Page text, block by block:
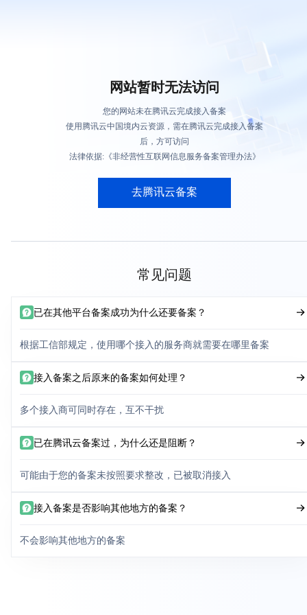
网站暂时无法访问
您的网站未在腾讯云完成接入备案
使用腾讯云中国境内云资源，需在腾讯云完成接入备案
后，方可访问
法律依据:《非经营性互联网信息服务备案管理办法》
去腾讯云备案
常见问题
已在其他平台备案成功为什么还要备案？
根据工信部规定，使用哪个接入的服务商就需要在哪里备案
接入备案之后原来的备案如何处理？
多个接入商可同时存在，互不干扰
已在腾讯云备案过，为什么还是阻断？
可能由于您的备案未按照要求整改，已被取消接入
接入备案是否影响其他地方的备案？
不会影响其他地方的备案